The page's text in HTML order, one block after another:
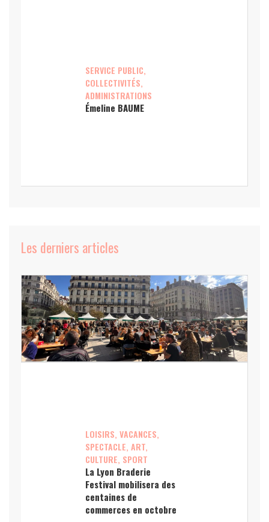
SERVICE PUBLIC,
COLLECTIVITÉS,
ADMINISTRATIONS
Émeline BAUME
Les derniers articles
LOISIRS, VACANCES,
SPECTACLE, ART,
CULTURE, SPORT
La Lyon Braderie
Festival mobilisera des
centaines de
commerces en octobre